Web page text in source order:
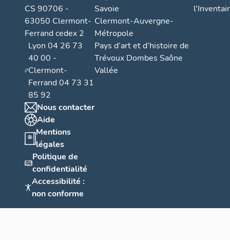
CS 90706 -
63050 Clermont-
Ferrand cedex 2
Lyon 04 26 73
40 00 -
Clermont-
Ferrand 04 73 31
85 92
Nous contacter
Aide
Mentions
légales
Politique de
confidentialité
Accessibilité :
non conforme
Savoie
Clermont-Auvergne-
Métropole
Pays d’art et d’histoire de
Trévoux Dombes Saône
Vallée